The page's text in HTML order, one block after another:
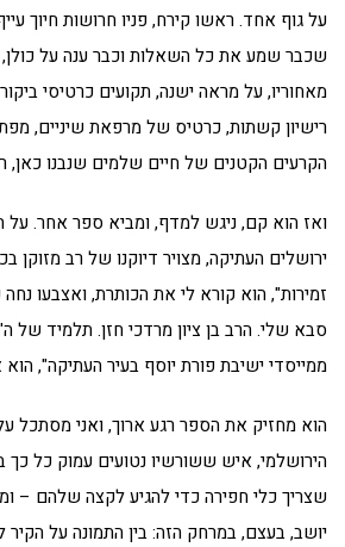
על גוף אחד. ראשו קירח, פניו חרושות חיוך
שכבר שמע את כל השאלות וכבר ענה על
מאחוריו, על מראה ישנה, תקועים כרטיסי
רישיון קשתות, כרטיס של מרפאת שיניים,
הקרעים הקטנים של חיים שלמים שנבנו כאן,
ואז הוא קם, ניגש למדף, ומביא ספר אחר. על
ירושלים העתיקה, מצויר דיוקנו של רב מזוקן
זמירות", הוא קורא לי את הכותרת, ואצבעו
סבא שלי. הרב בן ציון מרדכי חזן. תלמיד של
ממייסדי ישיבת פורת יוסף בעיר העתיקה", הוא
הוא מחזיק את הספר רגע ארוך, ואני מסתכל
הירושלמי, איש ששורשיו נטועים עמוק כל כך
שצריך כלי חפירה כדי להגיע לקצה שלהם –
יושב, בעצם, במרחק הזה: בין התמונה על הקיר